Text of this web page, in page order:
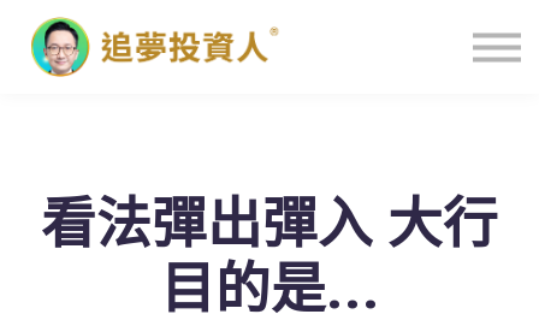
主頁
看法彈出彈入 大行
目的是...